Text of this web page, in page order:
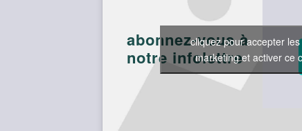
abonnez-vous à
notre infolettre
cliquez pour accepter
marketing et activer ce